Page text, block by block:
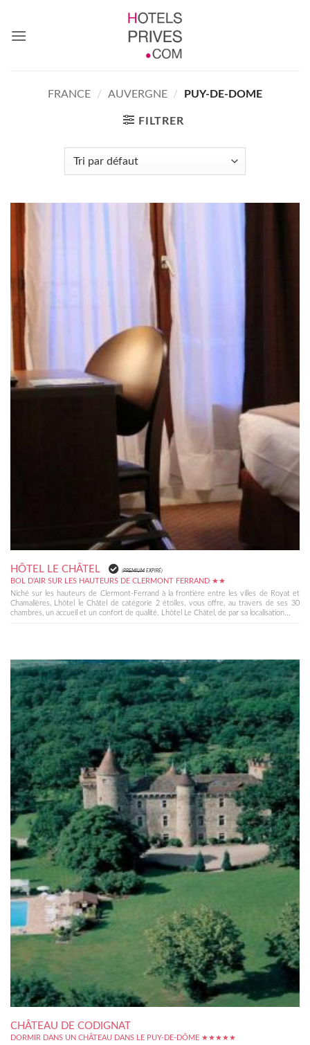
contenu
FRANCE / AUVERGNE / PUY-DE-DOME
FILTRER
HÔTEL LE CHÂTEL (PREMIUMEXPIRÉ)
BOL D'AIR SUR LES HAUTEURS DE CLERMONT FERRAND ★★
Niché sur les hauteurs de Clermont-Ferrand à la frontière entre les villes de Royat et
Chamalières, Lhôtel le Châtel de catégorie 2 étoiles, vous offre, au travers de ses 30
chambres, un accueil et un confort de qualité. Lhôtel Le Châtel, de par sa localisation...
CHÂTEAU DE CODIGNAT
DORMIR DANS UN CHÂTEAU DANS LE PUY-DE-DÔME ★★★★★